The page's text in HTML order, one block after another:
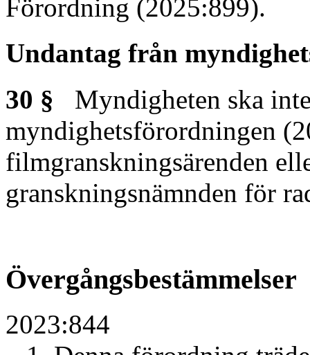
Förordning (2025:899).
Undantag från
30 § Myndigheten ska
myndighetsförordningen
filmgranskningsärenden
granskningsnämnden för
Övergångsbestämmelser
2023:844